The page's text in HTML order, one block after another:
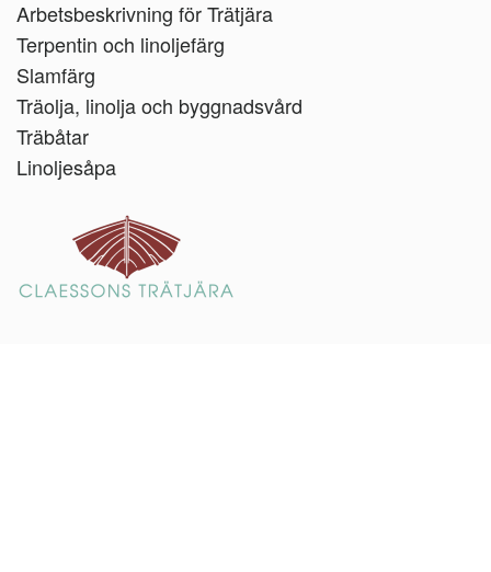
Arbetsbeskrivning för Trätjära
Terpentin och linoljefärg
Slamfärg
Träolja, linolja och byggnadsvård
Träbåtar
Linoljesåpa